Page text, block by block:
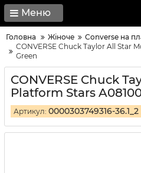
Меню
Головна Жіноче
Converse на
CONVERSE Chuck Taylor All Star
Green
CONVERSE Chuck
Platform Stars
Артикул: 0000303749316-36.1_2